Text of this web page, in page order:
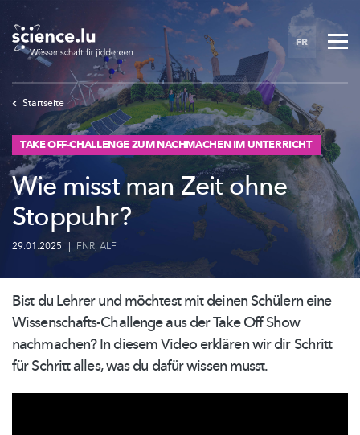
to
main
content
FR
Startseite
TAKE OFF-CHALLENGE ZUM NACHMACHEN IM UNTERRICHT
Wie misst man Zeit ohne
Stoppuhr?
29.01.2025 | FNR, ALF
Bist du Lehrer und möchtest mit deinen Schülern eine
Wissenschafts-Challengeaus der Take Off Show
nachmachen? In diesem Video erklären wir dir Schritt
für Schritt alles, was du dafür wissen musst.